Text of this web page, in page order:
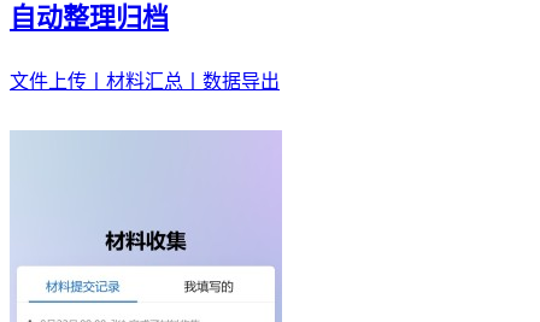
自动整理归档
文件上传丨材料汇总丨数据导出